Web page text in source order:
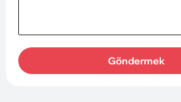
Göndermek